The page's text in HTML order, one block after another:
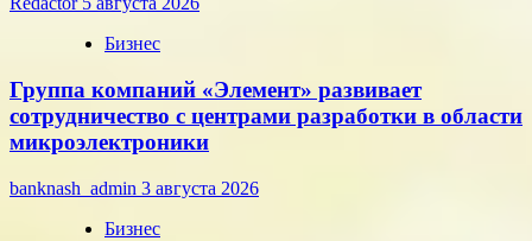
Бизнес
Группа компаний «Элемент» развивает
сотрудничество с центрами разработки в области
микроэлектроники
banknash_admin 3 августа 2026
Бизнес